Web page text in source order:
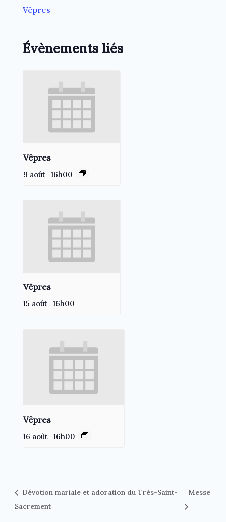
Vêpres
Évènements liés
Vêpres
9 août -16h00
Vêpres
15 août -16h00
Vêpres
16 août -16h00
Dévotion mariale et adoration du Très-Saint-
Sacrement
Messe